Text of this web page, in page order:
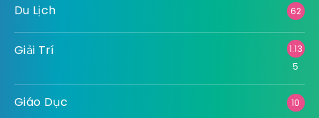
Du Lịch 62
Giải Trí
1.13
5
Giáo Dục 10